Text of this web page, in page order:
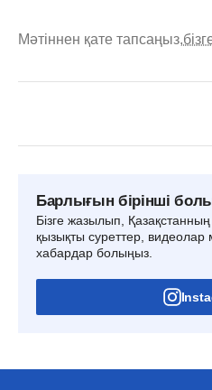
Мәтіннен қате тапсаңыз,
Барлығын бірінші
Бізге жазылып,
қызықты суреттер, видеолар
хабардар болыңыз.